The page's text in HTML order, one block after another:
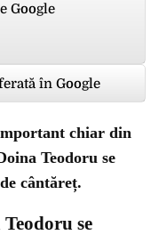
Google
în Google
chiar din
Teodoru se
cântăreț.
se